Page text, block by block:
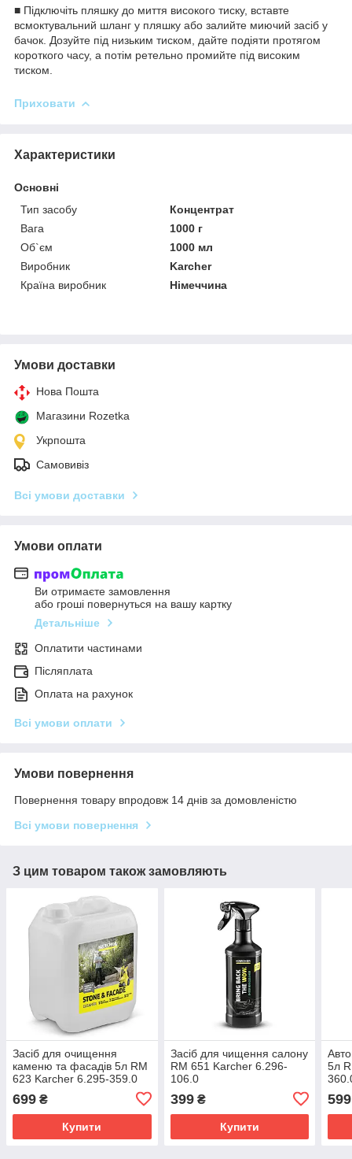
■ Підключіть пляшку до миття високого тиску, вставте
всмоктувальний шланг у пляшку або залийте миючий засіб у
бачок. Дозуйте під низьким тиском, дайте подіяти протягом
короткого часу, а потім ретельно промийте під високим
тиском.
Приховати
Характеристики
Основні
Тип засобу
Концентрат
Вага
1000 г
Об`єм
1000 мл
Виробник
Karcher
Країна виробник
Німеччина
Умови доставки
Нова Пошта
Магазини Rozetka
Укрпошта
Самовивіз
Всі умови доставки
Умови оплати
Ви отримаєте замовлення
або гроші повернуться на вашу картку
Детальніше
Оплатити частинами
Післяплата
Оплата на рахунок
Всі умови оплати
Умови повернення
Повернення товару впродовж 14 днів за домовленістю
Всі умови повернення
З цим товаром також замовляють
Засіб для очищення
каменю та фасадів 5л RM
623 Karcher 6.295-359.0
699 ₴
Купити
Засіб для чищення салону
RM 651 Karcher 6.296-
106.0
399₴
Купити
5л
599